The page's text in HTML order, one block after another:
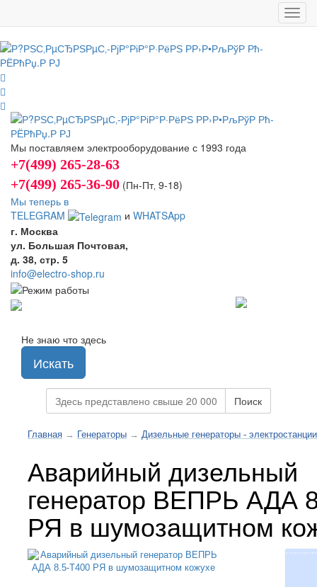
Мы поставляем электрооборудование с 1993 года
+7(499) 265-28-63
+7(499) 265-36-90 (Пн-Пт‚ 9-18)
Мы теперь в
TELEGRAM
и WHATSApp
г. Москва
ул. Большая Почтовая,
д. 38, стр. 5
info@electro-shop.ru
Не знаю что здесь
Искать
Поиск
Главная → Генераторы → Дизельные генераторы - электростанции
Аварийный дизельный
генератор ВЕПРЬ АДА
РЯ в шумозащитном